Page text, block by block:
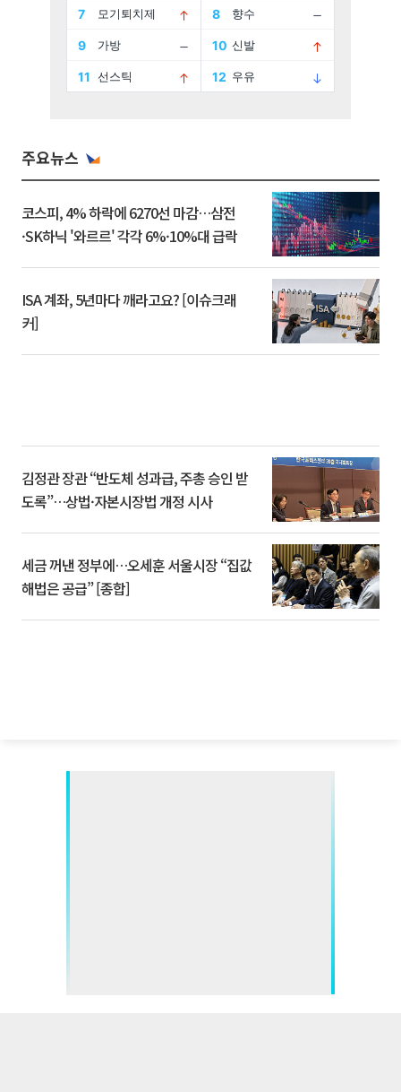
주요뉴스
코스피, 4% 하락에 6270선 마감…삼전
·SK하닉 '와르르' 각각 6%·10%대 급락
ISA 계좌, 5년마다 깨라고요? [이슈크래
커]
김정관 장관 “반도체 성과급, 주총 승인 받
도록”…상법·자본시장법 개정 시사
세금 꺼낸 정부에…오세훈 서울시장 “집값
해법은 공급” [종합]